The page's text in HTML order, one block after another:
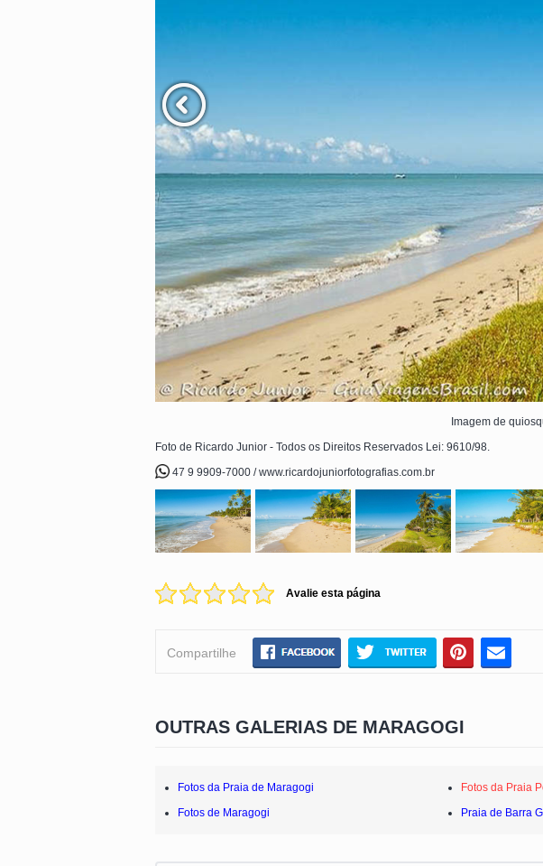
Imagem de
Foto de Ricardo Junior - Todos os Direitos Reservados Lei: 9610/98.
47 9 9909-7000 / www.ricardojuniorfotografias.com.br
Avalie esta página
Compartilhe
OUTRAS GALERIAS DE MARAGOGI
Fotos da Praia de Maragogi Fotos da Praia
Fotos de Maragogi
Praia de Barra